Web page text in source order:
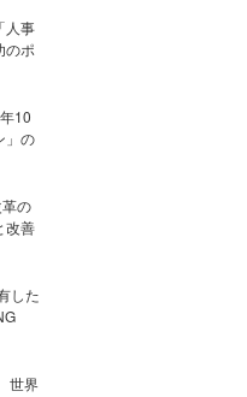
人事
のポ
10
」の
の
改善
した
世界